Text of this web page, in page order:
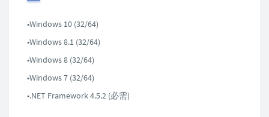
•Windows 10 (32/64)
•Windows 8.1 (32/64)
•Windows 8 (32/64)
•Windows 7 (32/64)
•.NET Framework 4.5.2 (必需)